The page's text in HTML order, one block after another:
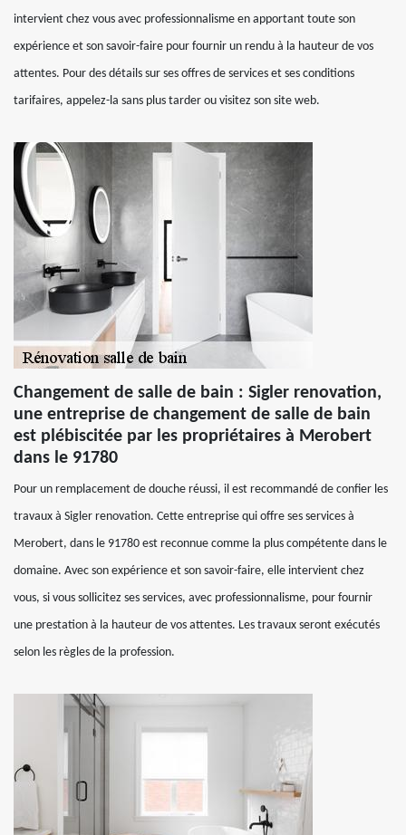
intervient chez vous avec professionnalisme en apportant toute son
expérience et son savoir-faire pour fournir un rendu à la hauteur de vos
attentes. Pour des détails sur ses offres de services et ses conditions
tarifaires, appelez-la sans plus tarder ou visitez son site web.
Changement de salle de bain : Sigler renovation,
une entreprise de changement de salle de bain
est plébiscitée par les propriétaires à Merobert
dans le 91780
Pour un remplacement de douche réussi, il est recommandé de confier les
travaux à Sigler renovation. Cette entreprise qui offre ses services à
Merobert, dans le 91780 est reconnue comme la plus compétente dans le
domaine. Avec son expérience et son savoir-faire, elle intervient chez
vous, si vous sollicitez ses services, avec professionnalisme, pour fournir
une prestation à la hauteur de vos attentes. Les travaux seront exécutés
selon les règles de la profession.